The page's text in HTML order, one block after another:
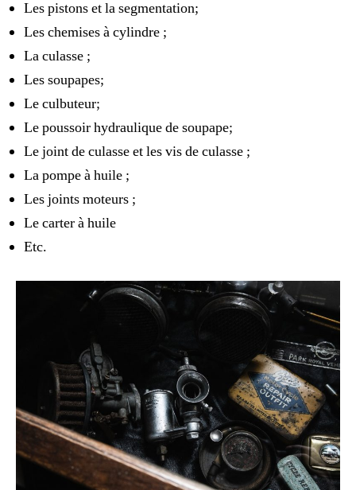
Les pistons et la segmentation;
Les chemises à cylindre ;
La culasse ;
Les soupapes;
Le culbuteur;
Le poussoir hydraulique de soupape;
Le joint de culasse et les vis de culasse ;
La pompe à huile ;
Les joints moteurs ;
Le carter à huile
Etc.